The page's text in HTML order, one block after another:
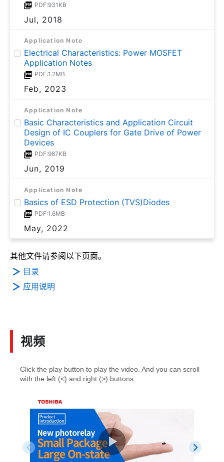
PDF:931KB
Jul, 2018
Application Note
Electrical Characteristics: Power MOSFET
Application Notes
PDF:1.2MB
Feb, 2023
Application Note
Basic Characteristics and Application Circuit
Design of IC Couplers for Gate Drive of Power
Devices
PDF:987KB
Jun, 2019
Application Note
Basics of ESD Protection (TVS)Diodes
PDF:1.6MB
May, 2022
其他文件请参阅以下页面。
目录
应用说明
视频